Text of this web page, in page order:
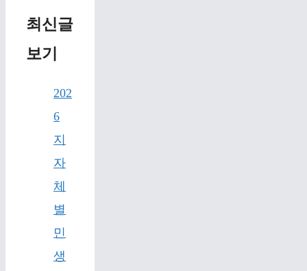
최신글
보기
202
6
지
자
체
별
민
생